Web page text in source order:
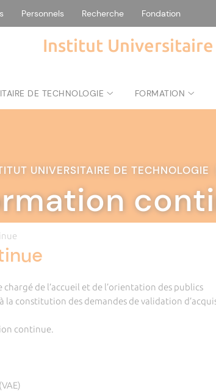
Personnels Recherche Fondation
Institut Universitaire
DE TECHNOLOGIE FORMATION
UNIVERSITAIRE DE TECHNOLOGIE
chargé de l’accueil et de l’orientation des publics
la constitution des demandes de validation
continue.